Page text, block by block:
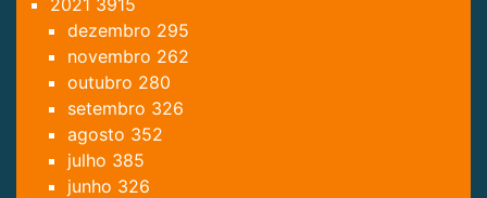
dezembro 295
novembro 262
outubro 280
setembro 326
agosto 352
julho 385
junho 326